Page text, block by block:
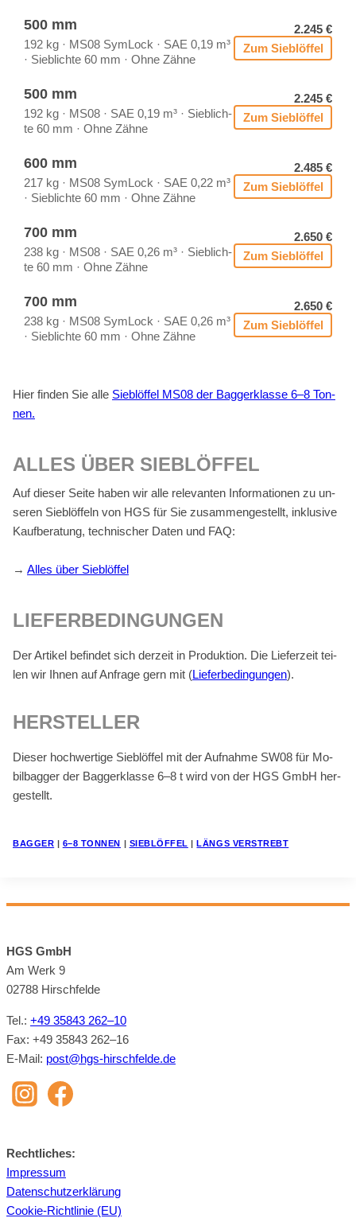
500 mm
192 kg · MS08 Sym­Lock · SAE 0,19 m³
· Sieb­lich­te 60 mm · Ohne Zäh­ne
2.245 €
Zum Sieb­löf­fel
500 mm
192 kg · MS08 · SAE 0,19 m³ · Sieb­lich­
te 60 mm · Ohne Zäh­ne
2.245 €
Zum Sieb­löf­fel
600 mm
217 kg · MS08 Sym­Lock · SAE 0,22 m³
· Sieb­lich­te 60 mm · Ohne Zäh­ne
2.485 €
Zum Sieb­löf­fel
700 mm
238 kg · MS08 · SAE 0,26 m³ · Sieb­lich­
te 60 mm · Ohne Zäh­ne
2.650 €
Zum Sieb­löf­fel
700 mm
238 kg · MS08 Sym­Lock · SAE 0,26 m³
· Sieb­lich­te 60 mm · Ohne Zäh­ne
2.650 €
Zum Sieb­löf­fel
Hier fin­den Sie alle Sieb­löf­fel MS08 der Bag­ger­klas­se 6–8 Ton­
nen.
AL­LES ÜBER SIEB­LÖF­FEL
Auf die­ser Sei­te ha­ben wir alle re­le­van­ten In­for­ma­tio­nen zu un­
se­ren Sieb­löf­feln von HGS für Sie zu­sam­men­ge­stellt, in­klu­si­ve
Kauf­be­ra­tung, tech­ni­scher Da­ten und FAQ:
→ Al­les über Sieb­löf­fel
LIE­FER­BE­DIN­GUN­GEN
Der Ar­ti­kel be­fin­det sich der­zeit in Pro­duk­ti­on. Die Lie­fer­zeit tei­
len wir Ih­nen auf An­fra­ge gern mit (Lie­fer­be­din­gun­gen).
HER­STEL­LER
Die­ser hoch­wer­ti­ge Sieb­löf­fel mit der Auf­nah­me SW08 für Mo­
bil­bag­ger der Bag­ger­klas­se 6–8 t wird von der HGS GmbH her­
ge­stellt.
BAG­GER | 6–8 TON­NEN | SIEB­LÖF­FEL |LÄNGS VER­STREBT
HGS GmbH
Am Werk 9
02788 Hirsch­felde
Tel.: +49 35843 262–10
Fax: +49 35843 262–16
E‑Mail: post@​hgs-​hirschfelde.​de
Recht­li­ches:
Im­pres­sum
Da­ten­schutz­er­klä­rung
Coo­kie-Richt­li­nie (EU)